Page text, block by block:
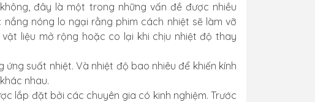
đây là một trong những vấn đề được nhiều
nóng lo ngại rằng phim cách nhiệt sẽ làm vỡ
liệu mở rộng hoặc co lại khi chịu nhiệt độ thay
suất nhiệt. Và nhiệt độ bao nhiêu để khiến kính
nhau.
lắp đặt bởi các chuyên gia có kinh nghiệm. Trước